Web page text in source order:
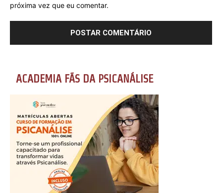
próxima vez que eu comentar.
ACADEMIA FÃS DA PSICANÁLISE